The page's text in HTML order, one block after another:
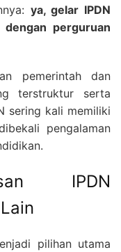
ya, gelar IPDN
perguruan
pemerintah dan
terstruktur serta
sering kali memiliki
pengalaman
IPDN
pilihan utama